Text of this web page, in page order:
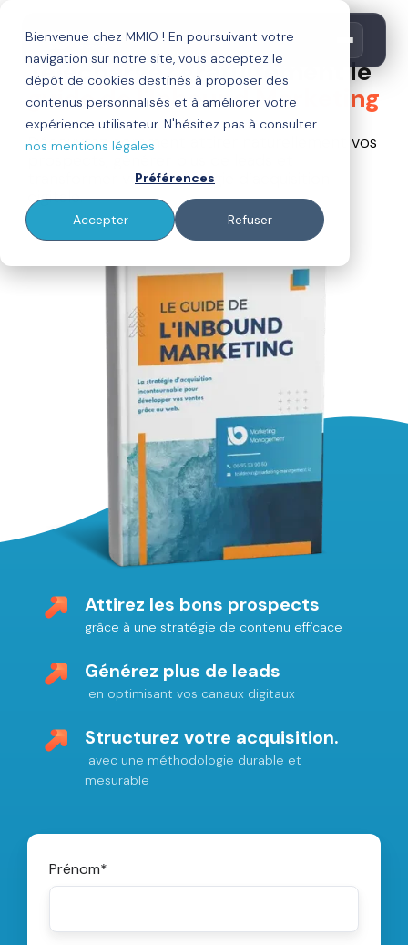
Bienvenue chez MMIO ! En poursuivant votre
navigation sur notre site, vous acceptez le
dépôt de cookies destinés à proposer des
contenus personnalisés et à améliorer votre
expérience utilisateur. N'hésitez pas à consulter
nos mentions légales
Préférences
Accepter Refuser
GUIDE OFFERT
Téléchargez gratuitement le
guide de l'Inbound Marketing
Découvrez comment attirer naturellement vos
prospects, générer plus de leads et
transformer votre stratégie d’acquisition
digitale.
Attirez les bons prospects
grâce à une stratégie de contenu efficace
Générez plus de leads
en optimisant vos canaux digitaux
Structurez votre acquisition.
avec une méthodologie durable et
mesurable
Prénom*